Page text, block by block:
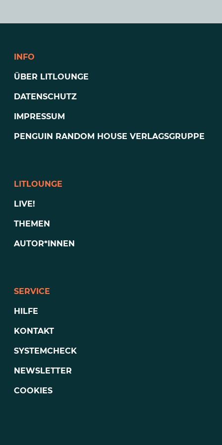
INFO
ÜBER LITLOUNGE
DATENSCHUTZ
IMPRESSUM
PENGUIN RANDOM HOUSE VERLAGSGRUPPE
LITLOUNGE
LIVE!
THEMEN
AUTOR*INNEN
SERVICE
HILFE
KONTAKT
SYSTEMCHECK
NEWSLETTER
COOKIES